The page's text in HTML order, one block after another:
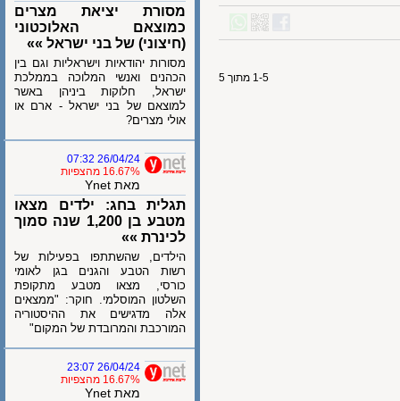
מסורת יציאת מצרים
כמוצאם האלוכטוני
(חיצוני) של בני ישראל »»
מסורות יהודאיות וישראליות וגם בין
הכהנים ואנשי המלוכה בממלכת
ישראל, חלוקות ביניהן באשר
למוצאם של בני ישראל - ארם או
אולי מצרים?
26/04/24 07:32
16.67% מהצפיות
מאת Ynet
תגלית בחג: ילדים מצאו
מטבע בן 1,200 שנה סמוך
לכינרת »»
הילדים, שהשתתפו בפעילות של
רשות הטבע והגנים בגן לאומי
כורסי, מצאו מטבע מתקופת
השלטון המוסלמי. חוקר: "ממצאים
אלה מדגישים את ההיסטוריה
המורכבת והמרובדת של המקום"
26/04/24 23:07
16.67% מהצפיות
מאת Ynet